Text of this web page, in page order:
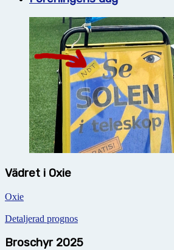
Vädret i Oxie
Oxie
Detaljerad prognos
Broschyr 2025